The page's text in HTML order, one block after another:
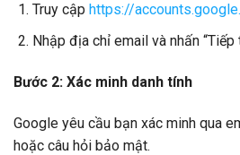
Truy cập https://
Nhập địa chỉ email và nhấn “Tiếp
Bước 2: Xác minh danh tính
Google yêu cầu bạn xác minh qua
hoặc câu hỏi bảo mật.